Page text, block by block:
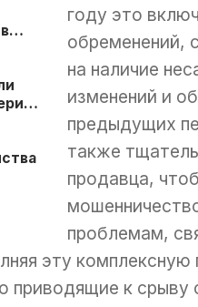
году это
обременений,
на наличие
изменений и
предыдущих
также
продавца,
проблемам,
эту
приводящие к срыву